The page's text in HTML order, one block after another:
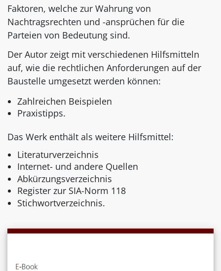
Faktoren, welche zur Wahrung von
Nachtragsrechten und -ansprüchen für die
Parteien von Bedeutung sind.
Der Autor zeigt mit verschiedenen Hilfsmitteln
auf, wie die rechtlichen Anforderungen auf der
Baustelle umgesetzt werden können:
Zahlreichen Beispielen
Praxistipps.
Das Werk enthält als weitere Hilfsmittel:
Literaturverzeichnis
Internet- und andere Quellen
Abkürzungsverzeichnis
Register zur SIA-Norm 118
Stichwortverzeichnis.